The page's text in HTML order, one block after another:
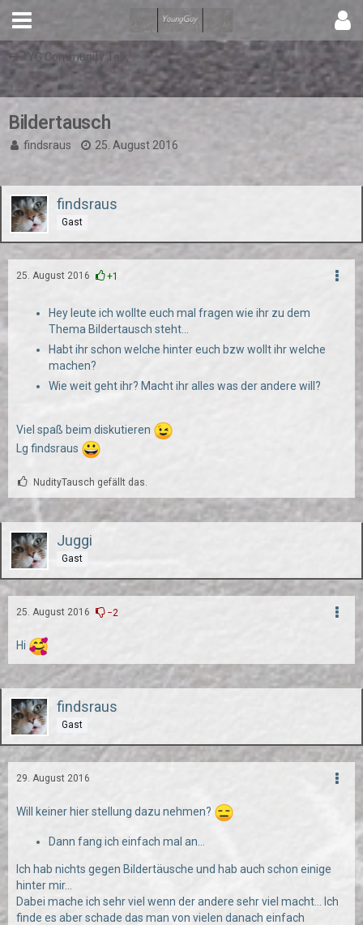
YG Community Talk
Bildertausch
findsraus 25. August 2016
findsraus
Gast
25. August 2016 +1
Hey leute ich wollte euch mal fragen wie ihr zu dem
Thema Bildertausch steht...
Habt ihr schon welche hinter euch bzw wollt ihr welche
machen?
Wie weit geht ihr? Macht ihr alles was der andere will?
Viel spaß beim diskutieren
Lg findsraus
NudityTausch gefällt das.
Juggi
Gast
25. August 2016 −2
Hi
findsraus
Gast
29. August 2016
Will keiner hier stellung dazu nehmen?
Dann fang ich einfach mal an...
Ich hab nichts gegen Bildertäusche und hab auch schon einige
hinter mir...
Dabei mache ich sehr viel wenn der andere sehr viel macht... Ich
finde es aber schade das man von vielen danach einfach